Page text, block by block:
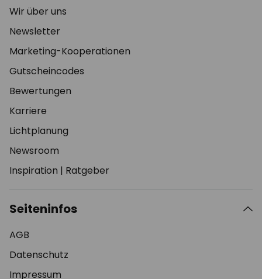
Wir über uns
Newsletter
Marketing-Kooperationen
Gutscheincodes
Bewertungen
Karriere
Lichtplanung
Newsroom
Inspiration | Ratgeber
Seiteninfos
AGB
Datenschutz
Impressum